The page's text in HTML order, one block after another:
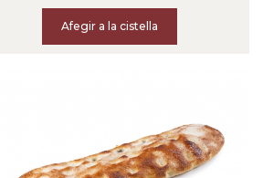
Afegir a la cistella